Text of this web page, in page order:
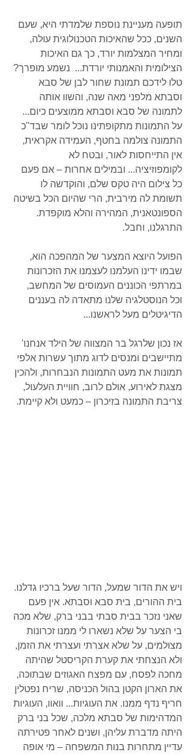
תופעה מעניינת נוספת שלמדתי היא, שעם
השנים, ככל שהאיכות הטכנולוגית עולה,
ומחיר המצלמות יורד, כך גם האיכות
הצילומית והאמנותי יורדת...  נשמע מופרך?
טלו לידכם תמונת שחור לבן של סבא
וסבתא מלפני מאה שנה, והשוו אותה
לתמונה של סבא וסבתא ממוצעים כיום...
על התמונות מתקופתינו נוכל לומר שבד"כ
התמונה צולמה בחטף, העמידה אקראית,
אין התייחסות לאור, ובטח לא
לקומפוזיציה... ובמילים אחרות – אם פעם
כל צילום היה טקס שלם, והוקדשה לו
תשומת לה מירבית, הרי שהיום הכל בשיטה
הספונטאנית, המהירה והלא מוקפדת.
התרגלנו, וחבל.
הפועל היוצא המצער של המהפכה הוא,
שבמו ידינו העלמנו לעצמנו את הזכרונות
במרתפי הכוננים העמוסים של המחשב,
וכל הנוסטלגיה שלנו מתאדה לה בעננים
הדיגיטלים מעל לראשנו...
אז נכון שלרגל בר המצווה של הילד אנחנו'
מתיישבים ומנסים לדוג מתוך עשרות אלפי
תמונות את מעט התמונות הנבחרות, ולהכין
מצגת לאירוע, אולם לרוב, חוויית העלעול,
צריבת התמונה בזיכרון – כמעט ולא קיימת.
ויש את הדור שמעל, הדור שעל ברכיו גדלנו.
בית ההורים, בית סבא וסבתא. אין פעם
שאני נזכר בבית סבתי בבני ברק, שלא מכה
בי הצער על שלא נשארו לי ממנו זכרונות
מצולמים, על שלא אצרתי ועצרתי את הזמן,
ולא הנצחתי את קערת הקריסטל שהיתה
מחכה לפסח, עם מפצח האגוזים שבתוכה,
את הארון הקטן בהול הכניסה, שריח נפטלין
חריף נדף ממנו. את העוגיות... וואוו, העוגיות
המדהימות של סבתא מלכה, שכל בני ברק
היתה מדברת עליהן, ושנים לאחר פטירתה
עדיין מתחרות בנות המשפחה – מי אופה